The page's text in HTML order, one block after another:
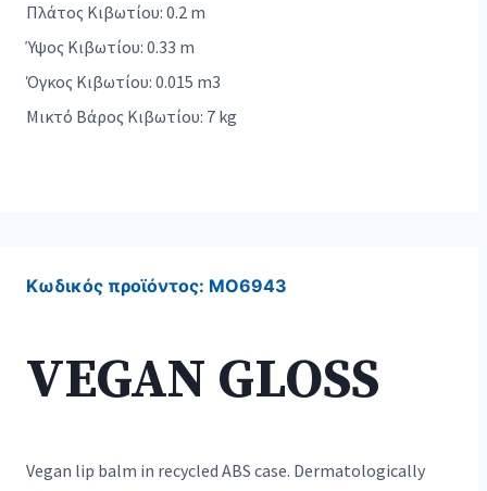
Πλάτος Κιβωτίου: 0.2 m
Ύψος Κιβωτίου: 0.33 m
Όγκος Κιβωτίου: 0.015 m3
Μικτό Βάρος Κιβωτίου: 7 kg
Κωδικός προϊόντος: MO6943
VEGAN GLOSS
Vegan lip balm in recycled ABS case. Dermatologically